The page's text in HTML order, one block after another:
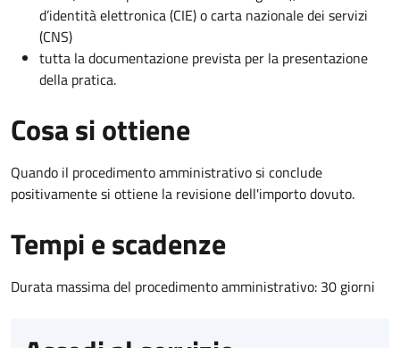
d’identità elettronica (CIE) o carta nazionale dei servizi
(CNS)
tutta la documentazione prevista per la presentazione
della pratica.
Cosa si ottiene
Quando il procedimento amministrativo si conclude
positivamente si ottiene la revisione dell'importo dovuto.
Tempi e scadenze
Durata massima del procedimento amministrativo: 30 giorni